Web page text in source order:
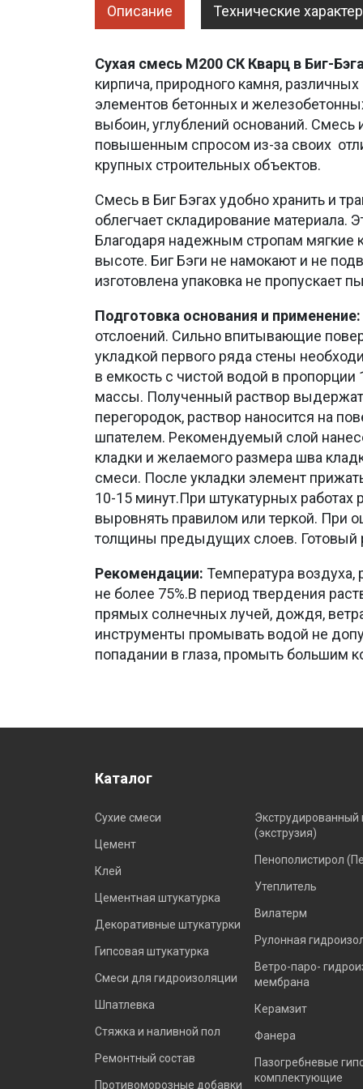
Описание Технические
Сухая смесь М200 СК Кварц в Биг-
кирпича, природного камня,
элементов бетонных и
выбоин, углублений оснований. Смесь
повышенным спросом из-за своих
крупных строительных объектов.
Смесь в Биг Бэгах удобно хранить и
облегчает складирование материала.
Благодаря надежным стропам мягкие
высоте. Биг Бэги не намокают и не
изготовлена упаковка не пропускает
Подготовка основания и применение:
отслоений. Сильно впитывающие
укладкой первого ряда стены
в емкость с чистой водой в
массы. Полученный раствор
перегородок, раствор наносится на
шпателем. Рекомендуемый слой
кладки и желаемого размера шва
смеси. После укладки элемент
10-15 минут.При штукатурных
выровнять правилом или теркой. При
толщины предыдущих слоев. Готовый
Рекомендации: Температура
не более 75%.В период твердения
прямых солнечных лучей, дождя,
инструменты промывать водой не
попадании в глаза, промыть большим
Каталог
Сухие смеси
Цемент
Клей
Цементная штукатурка
Декоративные штукатурки
Гипсовая штукатурка
Смеси для гидроизоляции
Шпатлевка
Стяжка и наливной пол
Ремонтный состав
Противоморозные добавки
Экструдированный
(экструзия)
Пенополистирол
Утеплитель
Вилатерм
Рулонная
Ветро-паро-
мембрана
Керамзит
Фанера
Пазогребневые
комплектующие